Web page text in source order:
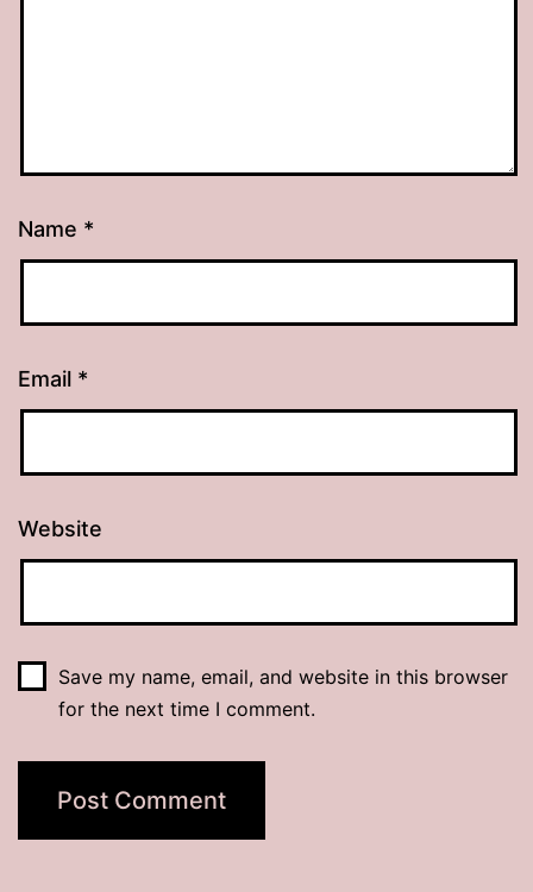
Name *
Email *
Website
Save my name, email, and website in this browser
for the next time I comment.